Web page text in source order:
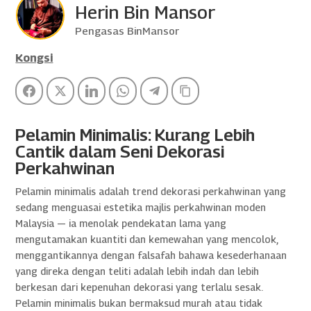
Herin Bin Mansor
Pengasas BinMansor
Kongsi
FacebookTwitter LinkedInWhatsAppTelegramCopy Link
Pelamin Minimalis: Kurang Lebih
Cantik dalam Seni Dekorasi
Perkahwinan
Pelamin minimalis adalah trend dekorasi perkahwinan yang
sedang menguasai estetika majlis perkahwinan moden
Malaysia — ia menolak pendekatan lama yang
mengutamakan kuantiti dan kemewahan yang mencolok,
menggantikannya dengan falsafah bahawa kesederhanaan
yang direka dengan teliti adalah lebih indah dan lebih
berkesan dari kepenuhan dekorasi yang terlalu sesak.
Pelamin minimalis bukan bermaksud murah atau tidak